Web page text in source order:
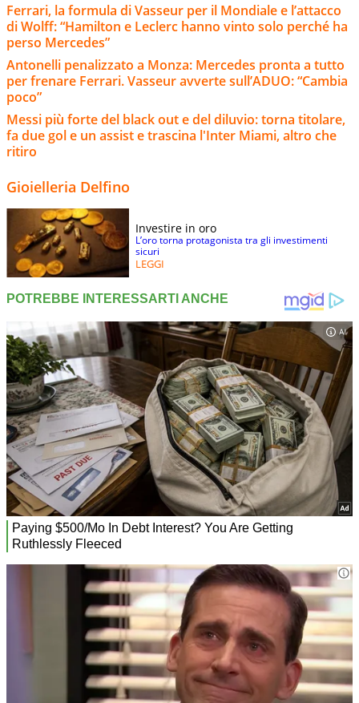
Ferrari, la formula di Vasseur per il Mondiale e l’attacco
di Wolff: “Hamilton e Leclerc hanno vinto solo perché ha
perso Mercedes”
Antonelli penalizzato a Monza: Mercedes pronta a tutto
per frenare Ferrari. Vasseur avverte sull’ADUO: “Cambia
poco”
Messi più forte del black out e del diluvio: torna titolare,
fa due gol e un assist e trascina l'Inter Miami, altro che
ritiro
Gioielleria Delfino
Investire in oro
L’oro torna protagonista tra gli investimenti
sicuri
LEGGI